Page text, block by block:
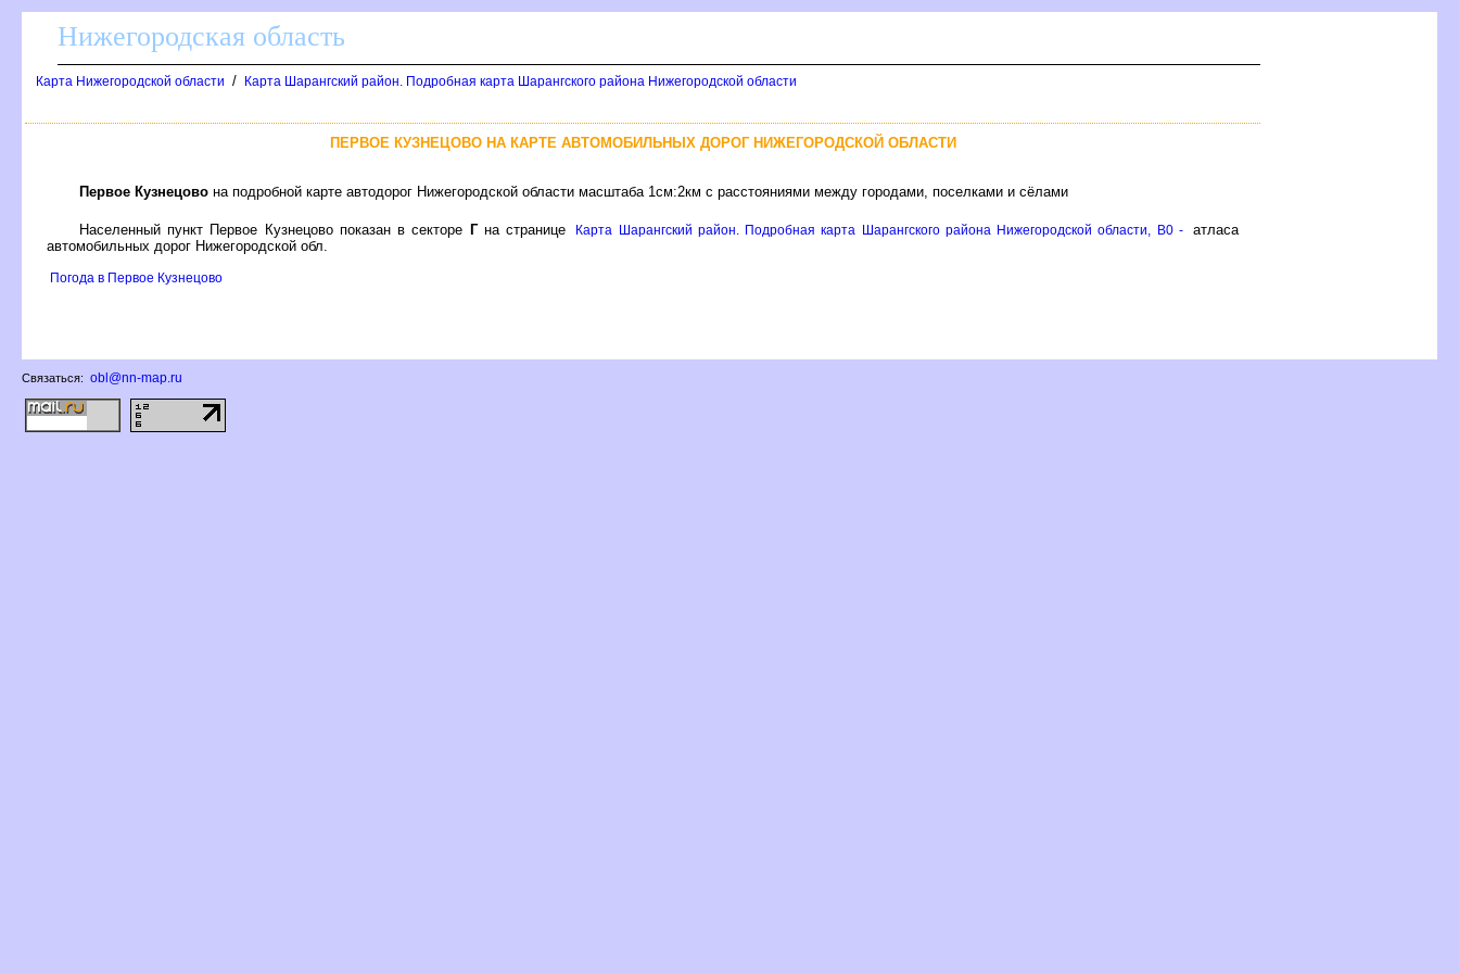
Нижегородская область
Карта Нижегородской области / Карта Шарангский район. Подробная карта Шарангского района Нижегородской области
ПЕРВОЕ КУЗНЕЦОВО НА КАРТЕ АВТОМОБИЛЬНЫХ ДОРОГ НИЖЕГОРОДСКОЙ ОБЛАСТИ
Первое Кузнецово на подробной карте автодорог Нижегородской области масштаба 1см:2км с расстояниями между городами, поселками и сёлами
Населенный пункт Первое Кузнецово показан в секторе Гна странице Карта Шарангский район. Подробная карта Шарангского района Нижегородской области, B0 -
атласа
автомобильных дорог Нижегородской обл.
Погода в Первое Кузнецово
Связаться: obl@nn-map.ru